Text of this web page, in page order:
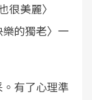
很美麗〉
樂的獨老〉一
有了心理準